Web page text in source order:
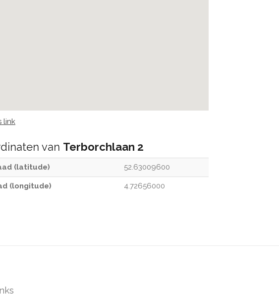
link
van Terborchlaan 2
(latitude) 52.63009600
(longitude) 4.72656000